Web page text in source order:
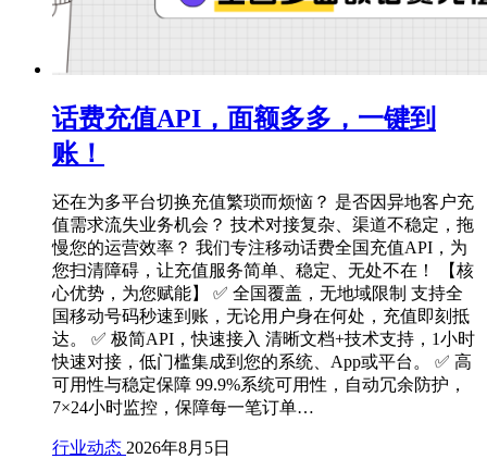
话费充值API，面额多多，一键到
账！
还在为多平台切换充值繁琐而烦恼？ 是否因异地客户充
值需求流失业务机会？ 技术对接复杂、渠道不稳定，拖
慢您的运营效率？ 我们专注移动话费全国充值API，为
您扫清障碍，让充值服务简单、稳定、无处不在！ 【核
心优势，为您赋能】 ✅ 全国覆盖，无地域限制 支持全
国移动号码秒速到账，无论用户身在何处，充值即刻抵
达。 ✅ 极简API，快速接入 清晰文档+技术支持，1小时
快速对接，低门槛集成到您的系统、App或平台。 ✅ 高
可用性与稳定保障 99.9%系统可用性，自动冗余防护，
7×24小时监控，保障每一笔订单…
行业动态 2026年8月5日